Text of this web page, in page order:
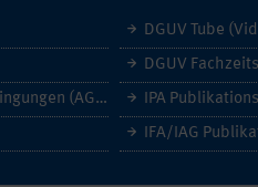
Allgemeine Geschäftsbedingungen (AGB)
DGUV Tube
DGUV
IPA
IFA/IAG